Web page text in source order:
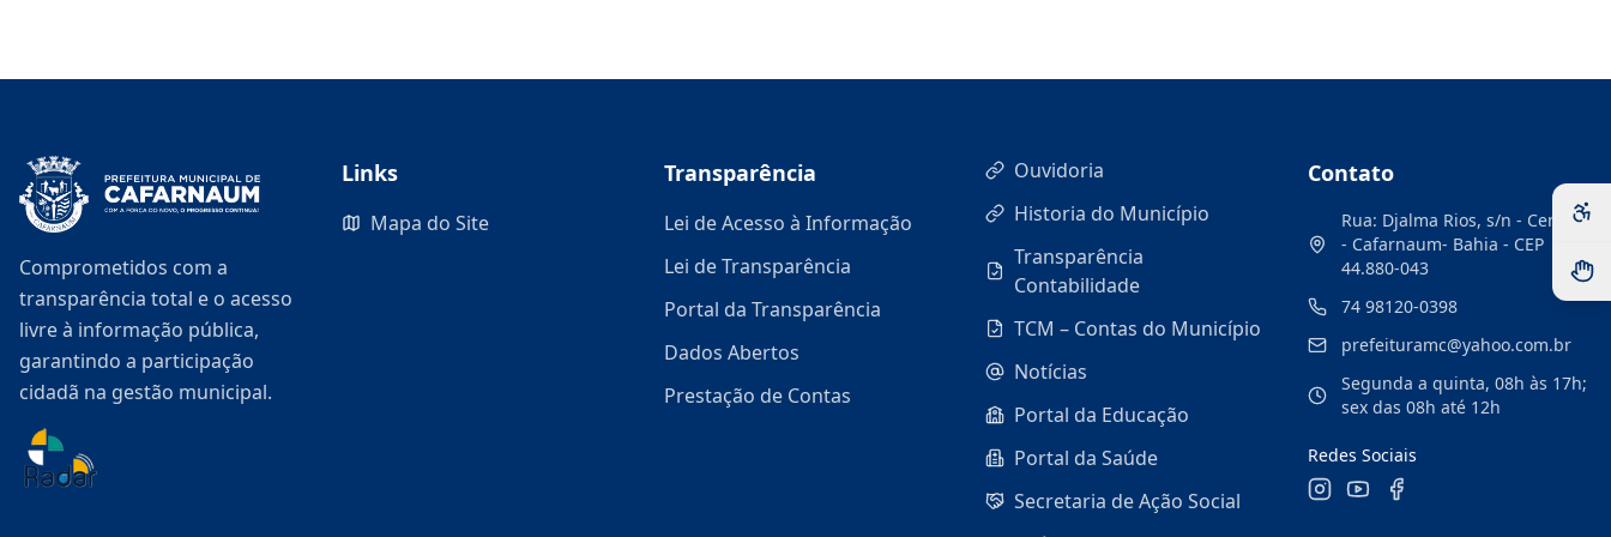
Comprometidos com a
transparência total e o acesso
livre à informação pública,
garantindo a participação
cidadã na gestão municipal.
Links
Mapa do Site
Transparência
Lei de Acesso à Informação
Lei de Transparência
Portal da Transparência
Dados Abertos
Prestação de Contas
Ouvidoria
Historia do Município
Transparência
Contabilidade
TCM – Contas do Município
Notícias
Portal da Educação
Portal da Saúde
Secretaria de Ação Social
Contato
Rua: Djalma Rios, s/n - Centro
- Cafarnaum- Bahia - CEP
44.880-043
74 98120-0398
prefeituramc@yahoo.com.br
Segunda a quinta, 08h às 17h;
sex das 08h até 12h
Redes Sociais